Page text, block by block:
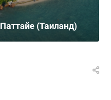
(Таиланд)